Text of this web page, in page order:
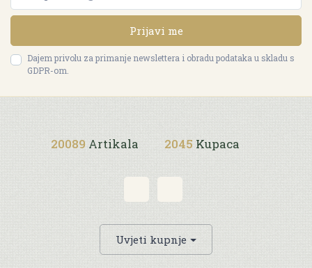
Prijavi me
Dajem privolu za primanje newslettera i obradu podataka u skladu s
GDPR-om.
20089 Artikala 2045 Kupaca
Uvjeti kupnje